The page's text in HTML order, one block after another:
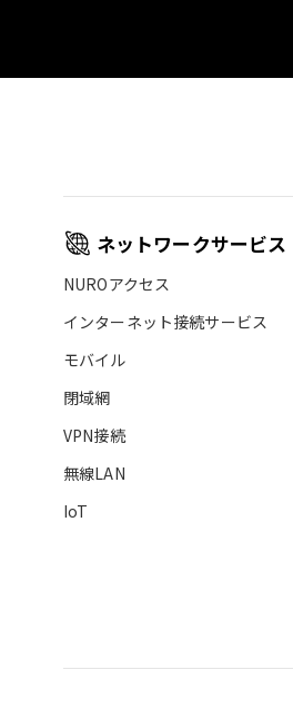
ネットワークサービス
NUROアクセス
インターネット接続サービス
モバイル
閉域網
VPN接続
無線LAN
IoT